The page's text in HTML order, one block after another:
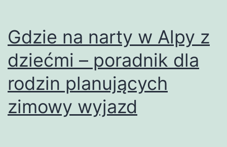
Gdzie na narty w Alpy z
dziećmi – poradnik dla
rodzin planujących
zimowy wyjazd